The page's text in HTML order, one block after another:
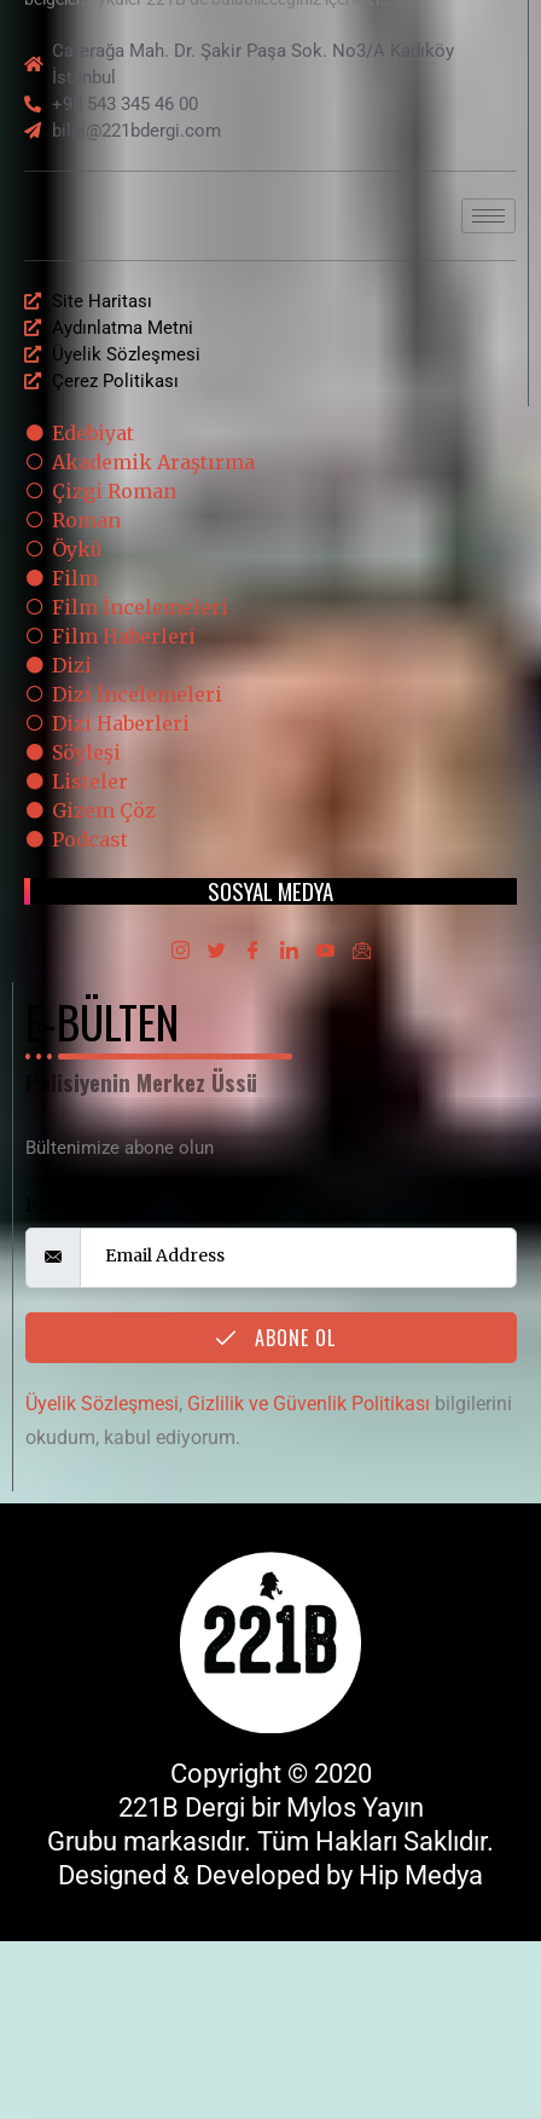
Caferağa Mah. Dr. Şakir Paşa Sok. No3/A Kadıköy
İstanbul
+90 543 345 46 00
bilgi@221bdergi.com
Site Haritası
Aydınlatma Metni
Üyelik Sözleşmesi
Çerez Politikası
Edebiyat
Akademik Araştırma
Çizgi Roman
Roman
Öykü
Film
Film İncelemeleri
Film Haberleri
Dizi
Dizi İncelemeleri
Dizi Haberleri
Söyleşi
Listeler
Gizem Çöz
Podcast
SOSYAL MEDYA
E-BÜLTEN
Polisiyenin Merkez Üssü
Bültenimize abone olun
ABONE OL
Üyelik Sözleşmesi, Gizlilik ve Güvenlik Politikası bilgilerini
okudum, kabul ediyorum.
Copyright © 2020
221B Dergi bir Mylos Yayın
Grubu markasıdır. Tüm Hakları Saklıdır.
Designed & Developed by Hip Medya